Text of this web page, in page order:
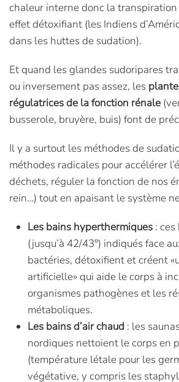
chaleur interne donc la
effet détoxifiant (les Indiens
dans les huttes de sudation).
Et quand les glandes sudoripares
ou inversement pas assez, les
régulatrices de la fonction rénale
busserole, bruyère, buis) font de
Il y a surtout les méthodes de
méthodes radicales pour accélérer
déchets, réguler la fonction de nos
rein…) tout en apaisant le système
Les bains hyperthermiques :
(jusqu’à 42/43°) indiqués face
bactéries, détoxifient et créent
artificielle» qui aide le corps à
organismes pathogènes et les
métaboliques.
Les bains d’air chaud : les
nordiques nettoient le corps en
(température létale pour les
végétative, y compris les